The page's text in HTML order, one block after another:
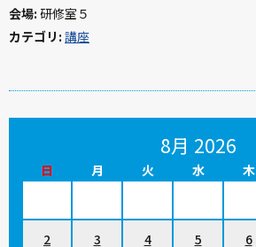
会場: 研修室５
カテゴリ: 講座
8月 2026
日 月 火 水 木
2 3 4 5 6